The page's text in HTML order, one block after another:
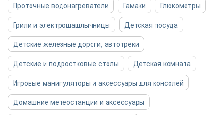
Проточные водонагреватели
Гамаки
Глюкометры
Грили и электрошашлычницы
Детская посуда
Детские железные дороги, автотреки
Детские и подростковые столы
Детская комната
Игровые манипуляторы и аксессуары для консолей
Домашние метеостанции и аксессуары